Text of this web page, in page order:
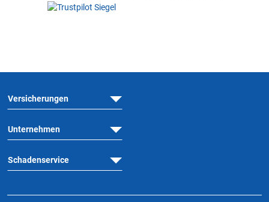
Versicherungen
Unternehmen
Schadenservice